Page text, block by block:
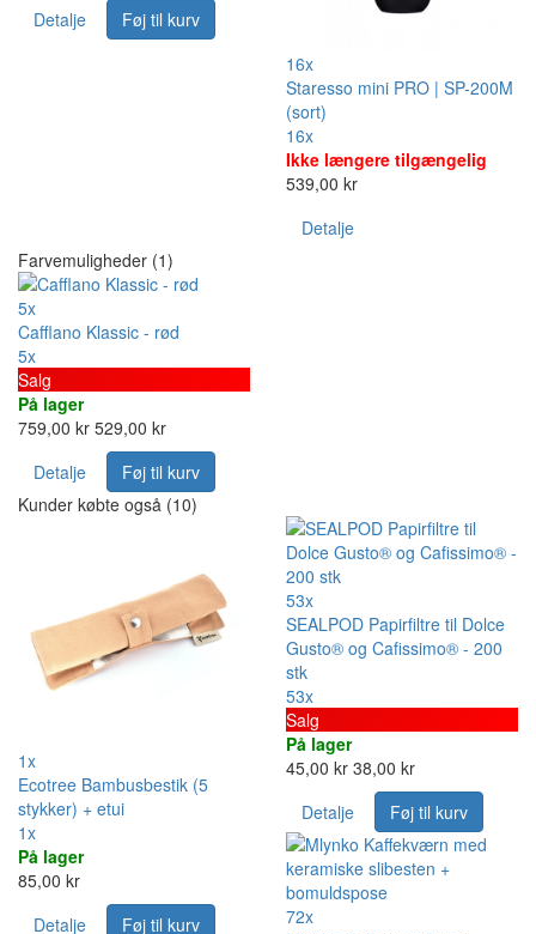
Detalje
Føj til kurv
16x
Staresso mini PRO | SP-200M
(sort)
16x
Ikke længere tilgængelig
539,00 kr
Detalje
Farvemuligheder (1)
5x
Cafflano Klassic - rød
5x
Salg
På lager
759,00 kr 529,00 kr
Detalje
Føj til kurv
Kunder købte også (10)
1x
Ecotree Bambusbestik (5
stykker) + etui
1x
På lager
85,00 kr
Detalje
Føj til kurv
53x
SEALPOD Papirfiltre til Dolce
Gusto® og Cafissimo® - 200
stk
53x
Salg
På lager
45,00 kr 38,00 kr
Detalje
Føj til kurv
72x